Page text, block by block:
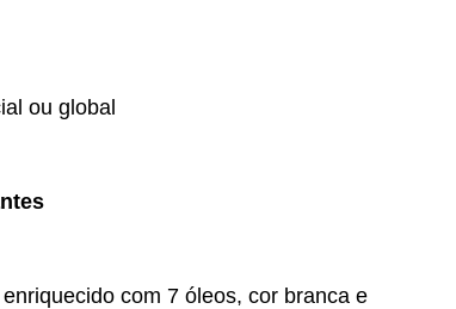
ou global
com 7 óleos, cor branca e